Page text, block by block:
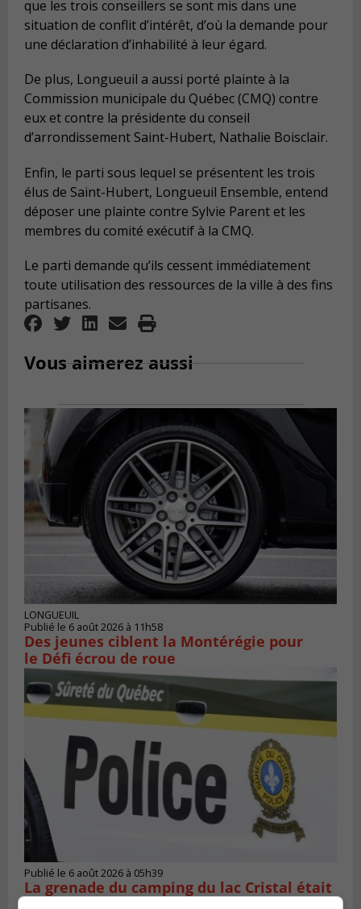
que les trois conseillers se sont mis dans une
situation de conflit d’intérêt, d’où la demande pour
une déclaration d’inhabilité à leur égard.
De plus, Longueuil a aussi porté plainte à la
Commission municipale du Québec (CMQ) contre
eux et contre la présidente du conseil
d’arrondissement Saint-Hubert, Nathalie Boisclair.
Enfin, le parti sous lequel se présentent les trois
élus de Saint-Hubert, Longueuil Ensemble, entend
déposer une plainte contre Sylvie Parent et les
membres du comité exécutif à la CMQ.
Le parti demande qu’ils cessent immédiatement
toute utilisation des ressources de la ville à des fins
partisanes.
Vous aimerez aussi
LONGUEUIL
Publié le 6 août 2026 à 11h58
Des jeunes ciblent la Montérégie pour
le Défi écrou de roue
Publié le 6 août 2026 à 05h39
La grenade du camping du lac Cristal était